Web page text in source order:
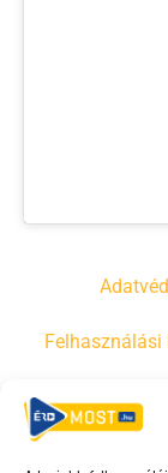
Felhasználási